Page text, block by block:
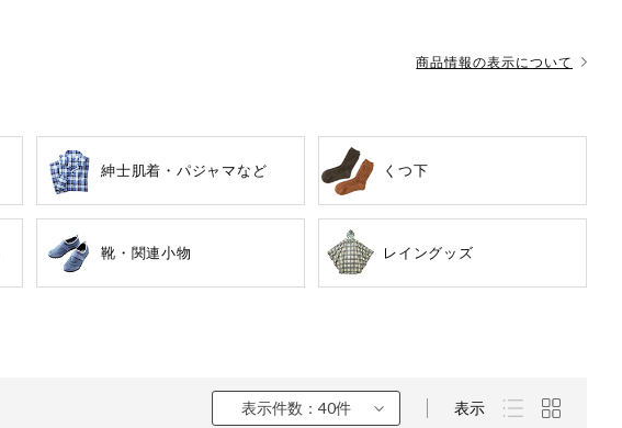
商品情報の表示について
紳士肌着・パジャマなど くつ下
靴・関連小物 レイングッズ
表示件数：40件 表示